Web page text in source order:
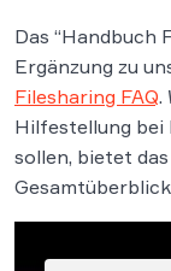
Das “Handbuch
Ergänzung zu
Filesharing FAQ.
Hilfestellung bei
sollen, bietet